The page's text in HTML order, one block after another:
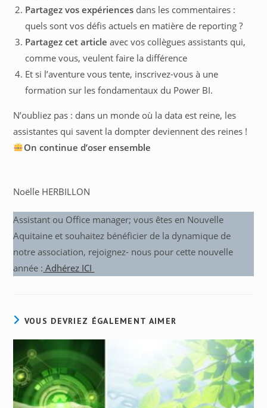
Partagez vos expériences dans les commentaires :
quels sont vos défis actuels en matière de reporting ?
Partagez cet article avec vos collègues assistants qui,
comme vous, veulent faire la différence
Et si l’aventure vous tente, inscrivez-vous à une
formation sur les fondamentaux du Power BI.
N’oubliez pas : dans un monde où la data est reine, les
assistantes qui savent la dompter deviennent des reines !
On continue d’oser ensemble
Noëlle HERBILLON
Assistant ou Office manager; vous êtes en Nouvelle
Aquitaine et souhaitez bénéficier de la dynamique de
notre association, rejoignez- nous pour cette nouvelle
année : Adhérez ICI
VOUS DEVRIEZ ÉGALEMENT AIMER